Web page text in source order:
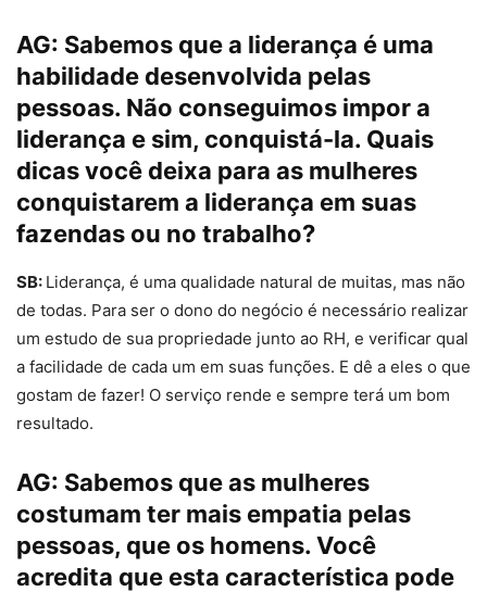
AG: Sabemos que a liderança é uma
habilidade desenvolvida pelas
pessoas. Não conseguimos impor a
liderança e sim, conquistá-la. Quais
dicas você deixa para as mulheres
conquistarem a liderança em suas
fazendas ou no trabalho?
SB: Liderança, é uma qualidade natural de muitas, mas não
de todas. Para ser o dono do negócio é necessário realizar
um estudo de sua propriedade junto ao RH, e verificar qual
a facilidade de cada um em suas funções. E dê a eles o que
gostam de fazer! O serviço rende e sempre terá um bom
resultado.
AG: Sabemos que as mulheres
costumam ter mais empatia pelas
pessoas, que os homens. Você
acredita que esta característica pode